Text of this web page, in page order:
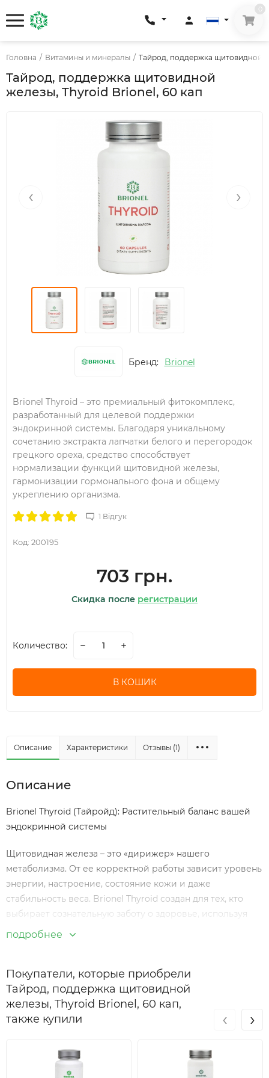
Головна / Витамины и минералы / Тайрод, поддержка щитовидной
Тайрод, поддержка щитовидной
железы, Thyroid Brionel, 60 кап
‹ ›
Бренд: Brionel
Brionel Thyroid – это премиальный фитокомплекс,
разработанный для целевой поддержки
эндокринной системы. Благодаря уникальному
сочетанию экстракта лапчатки белого и перегородок
грецкого ореха, средство способствует
нормализации функций щитовидной железы,
гармонизации гормонального фона и общему
укреплению организма.
1 Відгук
Код: 200195
703 грн.
Скидка после регистрации
Количество:
В КОШИК
Описание Характеристики Отзывы (1)
Описание
Brionel Thyroid (Тайройд): Растительный баланс вашей
эндокринной системы
Щитовидная железа – это «дирижер» нашего
метаболизма. От ее корректной работы зависит уровень
энергии, настроение, состояние кожи и даже
стабильность веса. Brionel Thyroid создан для тех, кто
выбирает сознательную заботу о здоровье, используя
силу природы и стандарты современной
Преимущества продукта
Натуральная формула: 100% растительный состав без
синтетических гормонов.
Экспертная комбинация: Сочетание редких экстрактов
биодоступности.
подробнее
Покупатели, которые приобрели
Тайрод, поддержка щитовидной
железы, Thyroid Brionel, 60 кап,
также купили
‹ ›